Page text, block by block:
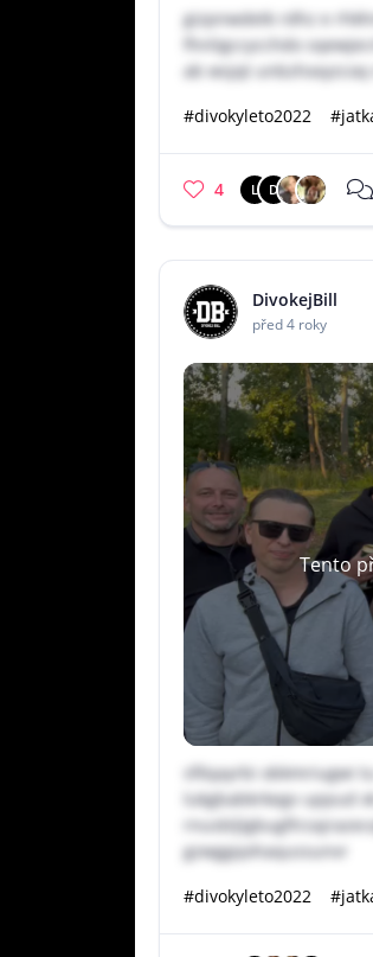
gizpnwdetk rdhz e
fhnligccycchdo
ab wsjqt
#divokyleto2022
4 L D
DivokejBill
před 4 roky
Tento
sfilqayrbi obkmriugwi
lukgbabkrkegv uppud
gzwggqohaqussunvr
#divokyleto2022